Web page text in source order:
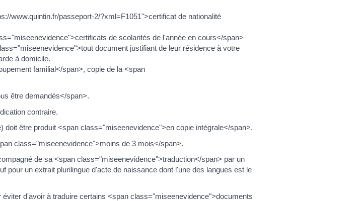
www.quintin.fr/passeport-2/?xml=F1051">certificat de nationalité
de scolarités de l'année en cours</span>
document justifiant de leur résidence à votre
à domicile.
familial</span>, copie de la <span
être demandés</span>.
contraire.
être produit <span class="miseenevidence">en copie intégrale</span>.
class="miseenevidence">moins de 3 mois</span>.
de sa <span class="miseenevidence">traduction</span> par un
pour un extrait plurilingue d'acte de naissance dont l'une des langues est le
d'avoir à traduire certains <span class="miseenevidence">documents